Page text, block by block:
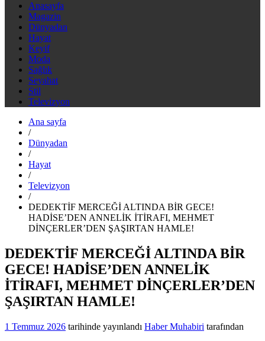
Anasayfa
Magazin
Dünyadan
Hayat
Keyif
Moda
Sağlık
Seyahat
Stil
Televizyon
Ana sayfa
/
Dünyadan
/
Hayat
/
Televizyon
/
DEDEKTİF MERCEĞİ ALTINDA BİR GECE!
HADİSE’DEN ANNELİK İTİRAFI, MEHMET
DİNÇERLER’DEN ŞAŞIRTAN HAMLE!
DEDEKTİF MERCEĞİ ALTINDA BİR
GECE! HADİSE’DEN ANNELİK
İTİRAFI, MEHMET DİNÇERLER’DEN
ŞAŞIRTAN HAMLE!
1 Temmuz 2026 tarihinde yayınlandı Haber Muhabiri tarafından